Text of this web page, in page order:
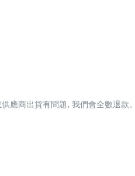
應商出貨有問題, 我們會全數退款